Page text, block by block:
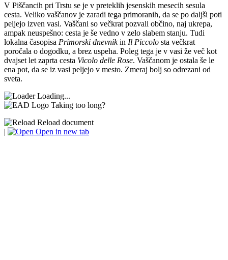
V Piščancih pri Trstu se je v preteklih jesenskih mesecih sesula
cesta. Veliko vaščanov je zaradi tega primoranih, da se po daljši poti
peljejo izven vasi. Vaščani so večkrat pozvali občino, naj ukrepa,
ampak neuspešno: cesta je še vedno v zelo slabem stanju. Tudi
lokalna časopisa Primorski dnevnikin Il Piccolo sta večkrat
poročala o dogodku, a brez uspeha. Poleg tega je v vasi že več kot
dvajset let zaprta cesta Vicolo delle Rose. Vaščanom je ostala še le
ena pot, da se iz vasi peljejo v mesto. Zmeraj bolj so odrezani od
sveta.
Loading...
Taking too long?
Reload document
|
Open in new tab